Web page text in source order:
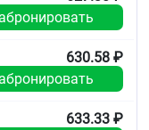
для
630.58 ₽
633.33 ₽